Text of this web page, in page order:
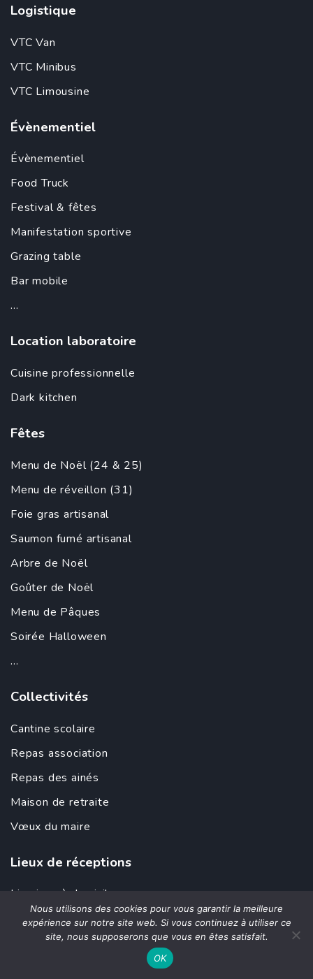
Logistique
VTC Van
VTC Minibus
VTC Limousine
Évènementiel
Évènementiel
Food Truck
Festival & fêtes
Manifestation sportive
Grazing table
Bar mobile
...
Location laboratoire
Cuisine professionnelle
Dark kitchen
Fêtes
Menu de Noël (24 & 25)
Menu de réveillon (31)
Foie gras artisanal
Saumon fumé artisanal
Arbre de Noël
Goûter de Noël
Menu de Pâques
Soirée Halloween
...
Collectivités
Cantine scolaire
Repas association
Repas des ainés
Maison de retraite
Vœux du maire
Lieux de réceptions
Livraison à domicile
Domaine privé
Château
Nous utilisons des cookies pour vous garantir la meilleure
expérience sur notre site web. Si vous continuez à utiliser ce
site, nous supposerons que vous en êtes satisfait.
OK